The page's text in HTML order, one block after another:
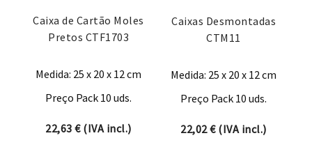
Caixa de Cartão Moles
Pretos CTF1703
Medida: 25 x 20 x 12 cm
Preço Pack 10 uds.
22,63€(IVA incl.)
Caixas Desmontadas
CTM11
Medida: 25 x 20 x 12 cm
Preço Pack 10 uds.
22,02€(IVA incl.)